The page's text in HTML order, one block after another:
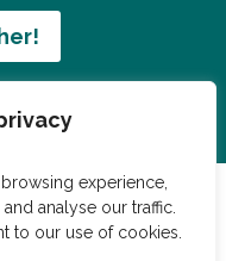
experience,
analyse our traffic.
to our use of cookies.
du vil dele?
og nem mad!